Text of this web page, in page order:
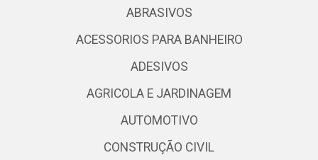
ABRASIVOS
ACESSORIOS PARA BANHEIRO
ADESIVOS
AGRICOLA E JARDINAGEM
AUTOMOTIVO
CONSTRUÇÃO CIVIL